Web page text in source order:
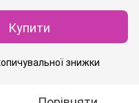
Купити
знижки